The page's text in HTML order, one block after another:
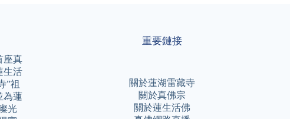
座真
生活
”祖
為蓮
光
重要鏈接
關於蓮湖雷藏寺
關於真佛宗
關於蓮生活佛